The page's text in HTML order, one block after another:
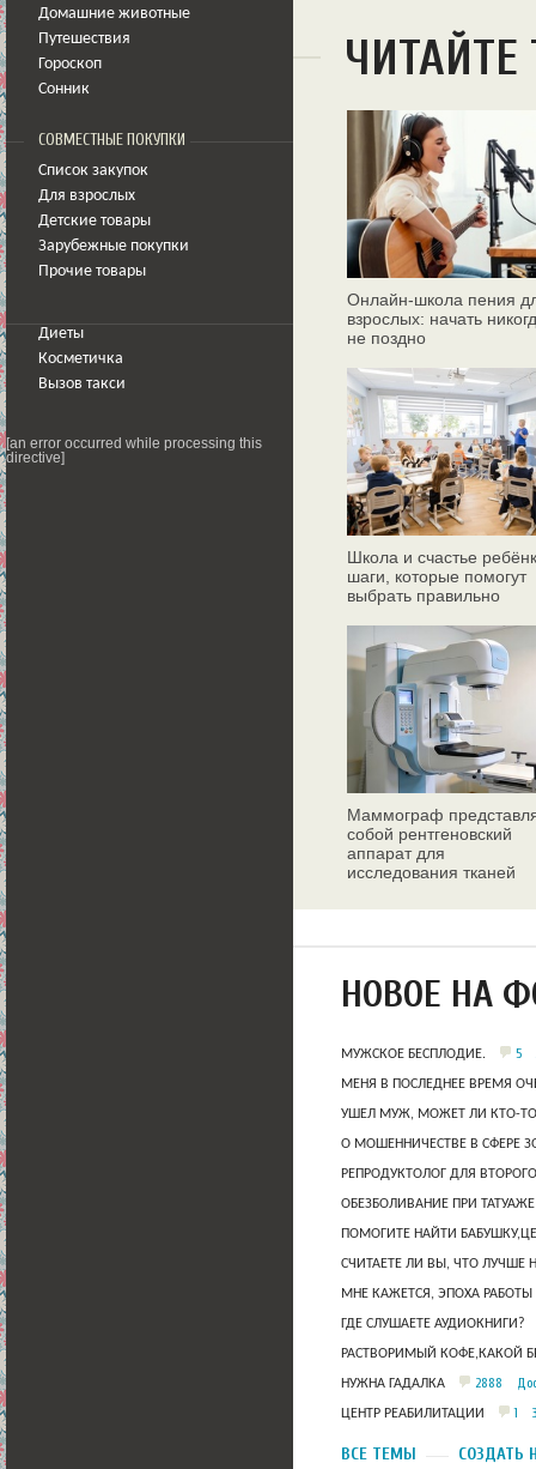
Домашние животные
Путешествия
Гороскоп
Сонник
СОВМЕСТНЫЕ ПОКУПКИ
Список закупок
Для взрослых
Детские товары
Зарубежные покупки
Прочие товары
Диеты
Косметичка
Вызов такси
[an error occurred while processing this
directive]
Онлайн‑школа пения
взрослых: начать
не поздно
Школа и счастье
шаги, которые помогут
выбрать правильно
Маммограф
собой рентгеновский
аппарат для
исследования тканей
НОВОЕ НА
МУЖСКОЕ БЕСПЛОДИЕ. 5
МЕНЯ В ПОСЛЕДНЕЕ ВРЕМЯ
УШЕЛ МУЖ, МОЖЕТ ЛИ КТО-ТО
О МОШЕННИЧЕСТВЕ В СФЕРЕ
РЕПРОДУКТОЛОГ ДЛЯ
ОБЕЗБОЛИВАНИЕ ПРИ
ПОМОГИТЕ НАЙТИ
СЧИТАЕТЕ ЛИ ВЫ, ЧТО ЛУЧШЕ
МНЕ КАЖЕТСЯ, ЭПОХА
ГДЕ СЛУШАЕТЕ АУДИОКНИГИ?
РАСТВОРИМЫЙ КОФЕ,КАКОЙ
НУЖНА ГАДАЛКА 2888
ЦЕНТР РЕАБИЛИТАЦИИ 1
ВСЕ ТЕМЫ СОЗДАТЬ